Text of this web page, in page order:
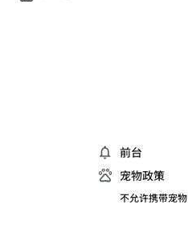
前台
宠物政策
不允许携带宠物